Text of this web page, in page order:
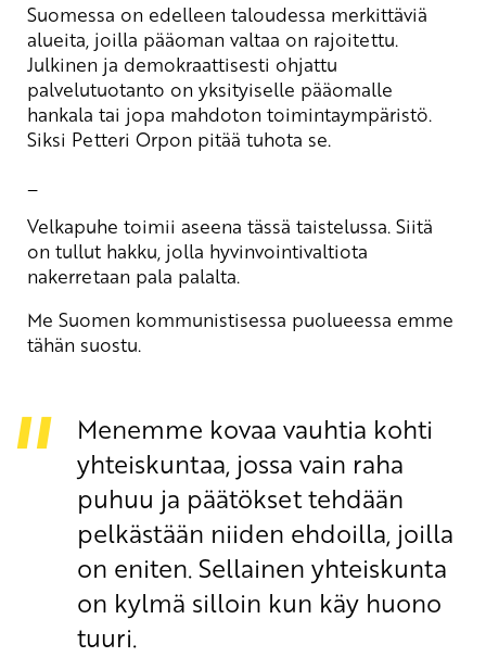
Suomessa on edelleen taloudessa merkittäviä
alueita, joilla pääoman valtaa on rajoitettu.
Julkinen ja demokraattisesti ohjattu
palvelutuotanto on yksityiselle pääomalle
hankala tai jopa mahdoton toimintaympäristö.
Siksi Petteri Orpon pitää tuhota se.
Velkapuhe toimii aseena tässä taistelussa. Siitä
on tullut hakku, jolla hyvinvointivaltiota
nakerretaan pala palalta.
Me Suomen kommunistisessa puolueessa emme
tähän suostu.
Menemme kovaa vauhtia kohti
yhteiskuntaa, jossa vain raha
puhuu ja päätökset tehdään
pelkästään niiden ehdoilla, joilla
on eniten. Sellainen yhteiskunta
on kylmä silloin kun käy huono
tuuri.